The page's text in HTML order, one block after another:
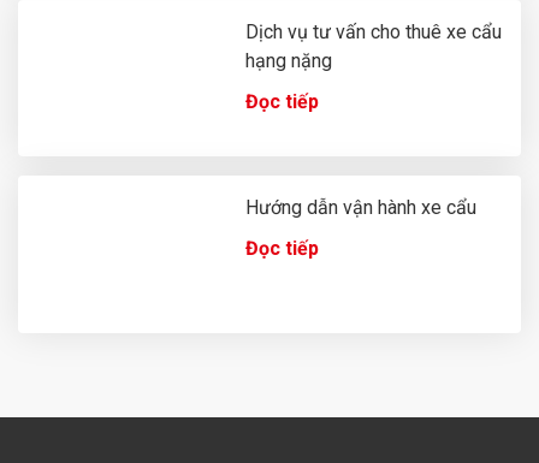
Dịch vụ tư vấn cho thuê xe cẩu
hạng nặng
Đọc tiếp
Hướng dẫn vận hành xe cẩu
Đọc tiếp